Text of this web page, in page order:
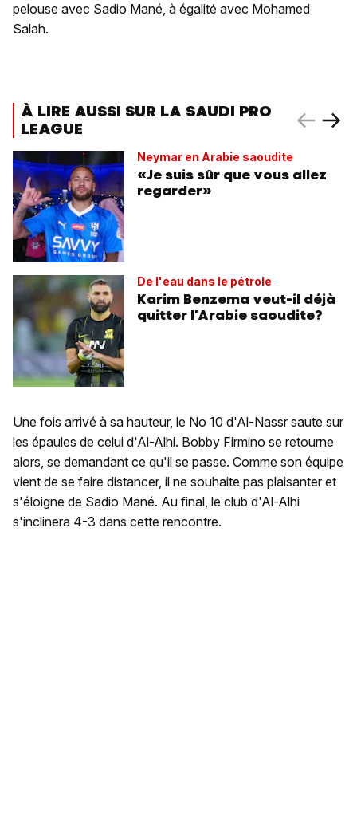
pelouse avec Sadio Mané, à égalité avec Mohamed
Salah.
À LIRE AUSSI SUR LA SAUDI PRO
LEAGUE
Neymar en Arabie saoudite
«Je suis sûr que vous allez
regarder»
De l'eau dans le pétrole
Karim Benzema veut-il déjà
quitter l'Arabie saoudite?
Une fois arrivé à sa hauteur, le No 10 d'Al-Nassr saute sur
les épaules de celui d'Al-Alhi. Bobby Firmino se retourne
alors, se demandant ce qu'il se passe. Comme son équipe
vient de se faire distancer, il ne souhaite pas plaisanter et
s'éloigne de Sadio Mané. Au final, le club d'Al-Alhi
s'inclinera 4-3 dans cette rencontre.